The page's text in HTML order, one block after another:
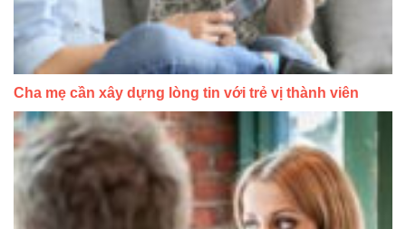
Cha mẹ cần xây dựng lòng tin với trẻ vị thành viên